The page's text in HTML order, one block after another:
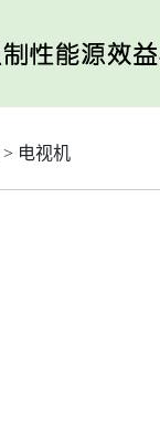
> 电视机